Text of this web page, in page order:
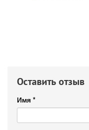
Оставить отзыв
Имя *